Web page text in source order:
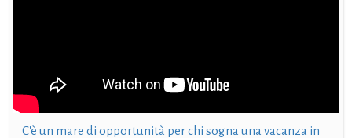
C'è un mare di opportunità per chi sogna una vacanza in